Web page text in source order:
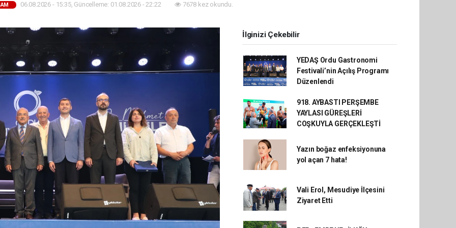
06.08.2026 - 15:35, Güncelleme: 01.08.2026 - 22:22 7678 kez okundu.
İlginizi Çekebilir
YEDAŞ Ordu Gastronomi
Festivali’nin Açılış Programı
Düzenlendi
918. AYBASTI PERŞEMBE
YAYLASI GÜREŞLERİ
COŞKUYLA GERÇEKLEŞTİ
Yazın boğaz enfeksiyonuna
yol açan 7 hata!
Vali Erol, Mesudiye İlçesini
Ziyaret Etti